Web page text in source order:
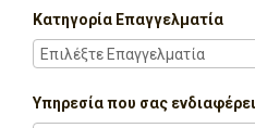
Κατηγορία Επαγγελματία
Υπηρεσία που σας ενδιαφέρει